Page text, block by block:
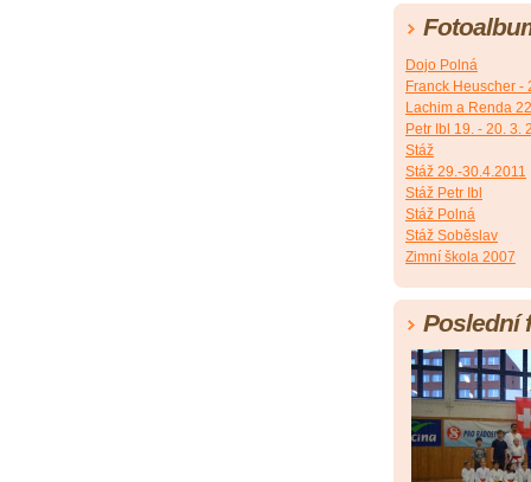
Dojo Polná
Franck Heuscher -
Lachim a Renda
Petr Ibl 19. - 20. 3.
Stáž
Stáž 29.-30.4.2011
Stáž Petr Ibl
Stáž Polná
Stáž Soběslav
Zimní škola 2007
Poslední